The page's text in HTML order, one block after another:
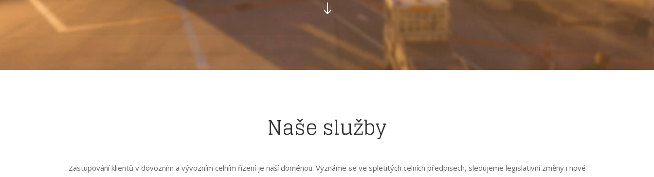
"
Naše služby
Zastupování klientů v dovozním a vývozním celním řízení je naší doménou. Vyznáme se ve spletitých celních předpisech, sledujeme legislativní změny i nové